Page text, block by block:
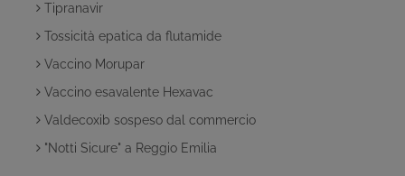
Tipranavir
Tossicità epatica da flutamide
Vaccino Morupar
Vaccino esavalente Hexavac
Valdecoxib sospeso dal commercio
"Notti Sicure" a Reggio Emilia